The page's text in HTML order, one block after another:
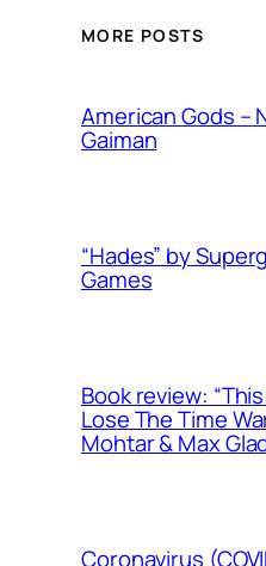
MORE POSTS
American Gods –
Gaiman
“Hades” by
Games
Book review:
Lose The Time
Mohtar & Max
Coronavirus